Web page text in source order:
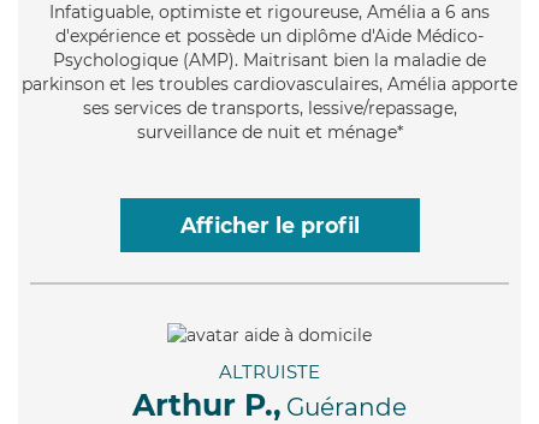
Infatiguable, optimiste et rigoureuse, Amélia a 6 ans
d'expérience et possède un diplôme d'Aide Médico-
Psychologique (AMP). Maitrisant bien la maladie de
parkinson et les troubles cardiovasculaires, Amélia apporte
ses services de transports, lessive/repassage,
surveillance de nuit et ménage*
Afficher le profil
ALTRUISTE
Arthur P., Guérande